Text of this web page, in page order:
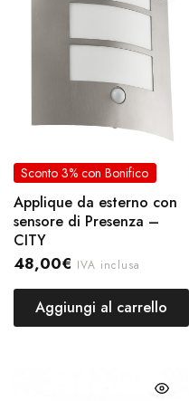
Sconto 3% con Bonifico
Applique da esterno con
sensore di Presenza –
CITY
48,00€ IVA inclusa
Aggiungi al carrello